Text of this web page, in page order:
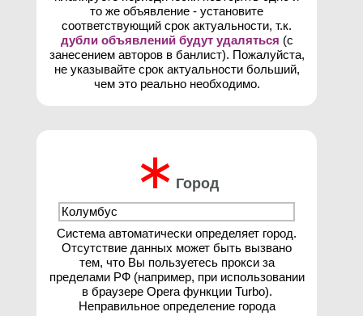
то же объявление - установите
соответствующий срок актуальности, т.к.
дубли объявлений будут удаляться (с
занесением авторов в банлист). Пожалуйста,
не указывайте срок актуальности больший,
чем это реально необходимо.
∗ Город
Система автоматически определяет город.
Отсутствие данных может быть вызвано
тем, что Вы пользуетесь прокси за
пределами РФ (например, при использовании
в браузере Opera функции Turbo).
Неправильное определение города